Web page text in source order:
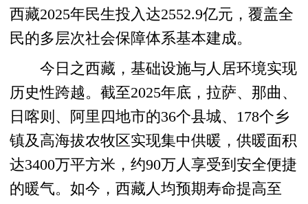
西藏2025年民生投入达2552.9亿元，覆盖全
民的多层次社会保障体系基本建成。
今日之西藏，基础设施与人居环境实现
历史性跨越。截至2025年底，拉萨、那曲、
日喀则、阿里四地市的36个县城、178个乡
镇及高海拔农牧区实现集中供暖，供暖面积
达3400万平方米，约90万人享受到安全便捷
的暖气。如今，西藏人均预期寿命提高至